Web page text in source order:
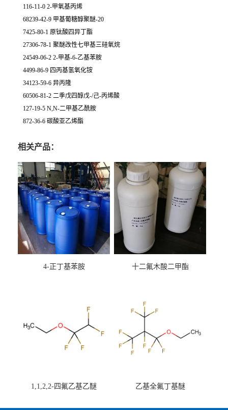
116-11-0 2-甲氧基丙烯
68239-42-9 甲基葡糖醇聚醚-20
7425-80-1 原钛酸四异丁酯
27306-78-1 聚醚改性七甲基三硅氧烷
24549-06-2 2-甲基-6-乙基苯胺
4499-86-9 四丙基氢氧化铵
34123-59-6 异丙隆
60506-81-2 二季戊四醇戊-/己-丙烯酸
127-19-5 N,N-二甲基乙酰胺
872-36-6 碳酸亚乙烯酯
相关产品：
4-正丁基苯胺 十二氟木酸二甲酯
1,1,2,2-四氟乙基乙醚 乙基全氟丁基醚